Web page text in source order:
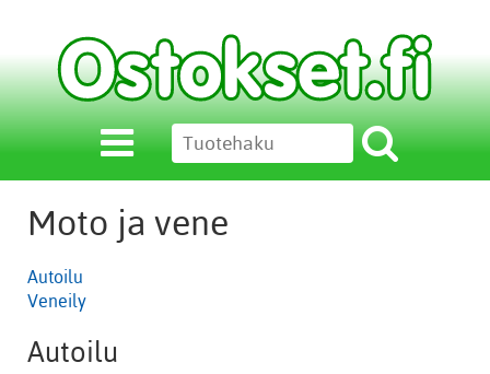
Moto ja vene
Autoilu
Veneily
Autoilu